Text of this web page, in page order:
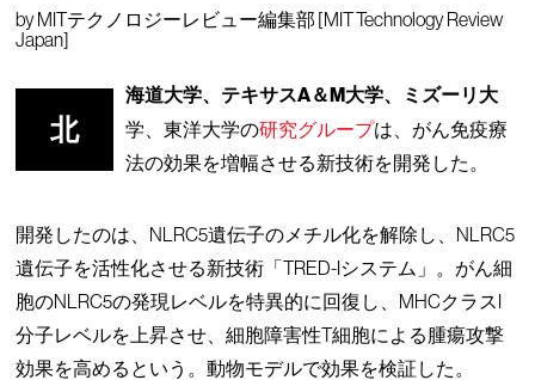
byMITテクノロジーレビュー編集部 [MIT Technology Review
Japan]
北
海道大学、テキサスA＆M大学、ミズーリ大
学、東洋大学の研究グループは、がん免疫療
法の効果を増幅させる新技術を開発した。
開発したのは、NLRC5遺伝子のメチル化を解除し、NLRC5
遺伝子を活性化させる新技術「TRED-Iシステム」。がん細
胞のNLRC5の発現レベルを特異的に回復し、MHCクラスI
分子レベルを上昇させ、細胞障害性T細胞による腫瘍攻撃
効果を高めるという。動物モデルで効果を検証した。